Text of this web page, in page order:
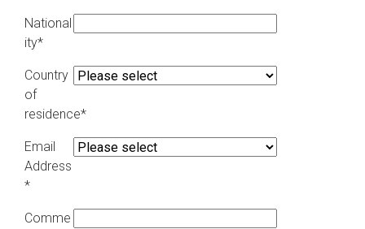
National
ity*
Country
of
residence*
Email
Address
*
Comme